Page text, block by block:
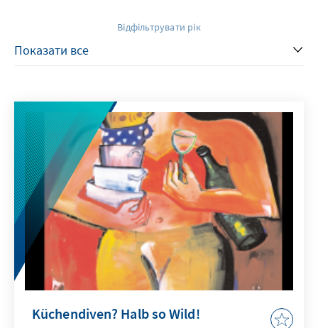
Відфільтрувати рік
Küchendiven? Halb so Wild!